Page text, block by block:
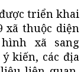
triển khai
xã thuộc diện
xã sang
kiến, các địa